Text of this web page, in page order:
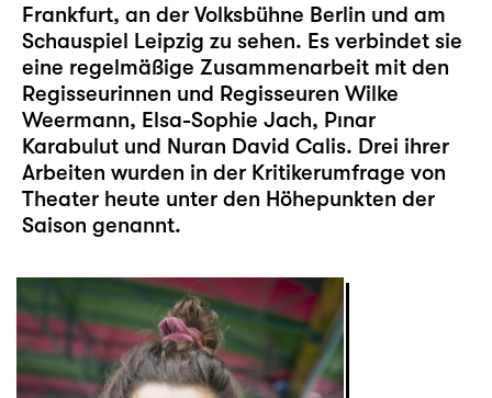
Frankfurt, an der Volksbühne Berlin und am
Schauspiel Leipzig zu sehen. Es verbindet sie
eine regelmäßige Zusammenarbeit mit den
Regisseurinnen und Regisseuren Wilke
Weermann, Elsa-Sophie Jach, Pınar
Karabulut und Nuran David Calis. Drei ihrer
Arbeiten wurden in der Kritikerumfrage von
Theater heute unter den Höhepunkten der
Saison genannt.